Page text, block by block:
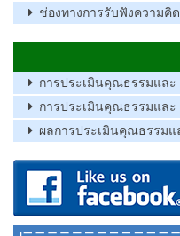
ช่องทางการรับฟังความคิ
การประเมินคุณธรรมและ
การประเมินคุณธรรมและ
ผลการประเมินคุณธรรมแ